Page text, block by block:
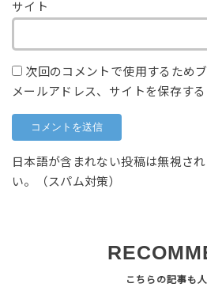
サイト
次回のコメントで使用するため
メールアドレス、サイトを保存する
日本語が含まれない投稿は無視さ
い。（スパム対策）